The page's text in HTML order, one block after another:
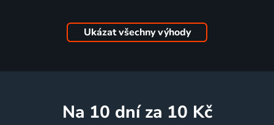
Ukázat všechny výhody
na 10 dní za 10 Kč